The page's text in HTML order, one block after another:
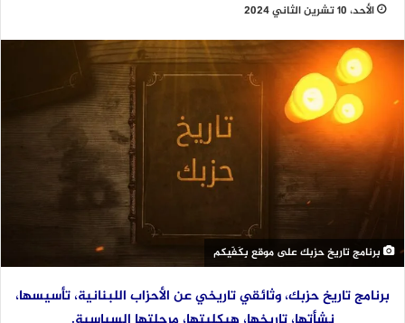
الأحد، 10 تشرين الثاني 2024
برنامج تاريخ حزبك على موقع بِكَفّيكم
برنامجتاريخ حزبك، وثائقي تاريخي عن الأحزاب اللبنانية، تأسيسها،